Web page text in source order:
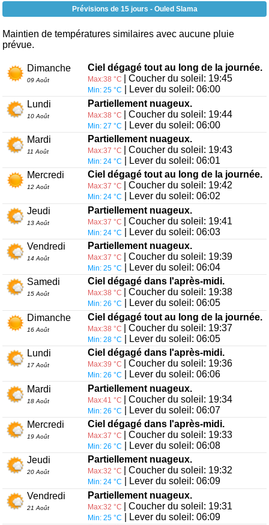
Prévisions de 15 jours - Ouled Slama
Maintien de températures similaires avec aucune pluie
prévue.
Dimanche
09 Août
Ciel dégagé tout au long de la journée.
Max:38 °C | Coucher du soleil: 19:45
Min: 25 °C
| Lever du soleil: 06:00
Lundi
10 Août
Partiellement nuageux.
Max:38 °C | Coucher du soleil: 19:44
Min: 27 °C
| Lever du soleil: 06:00
Mardi
11 Août
Partiellement nuageux.
Max:37 °C | Coucher du soleil: 19:43
Min: 24 °C
| Lever du soleil: 06:01
Mercredi
12 Août
Ciel dégagé tout au long de la journée.
Max:37 °C | Coucher du soleil: 19:42
Min: 24 °C
| Lever du soleil: 06:02
Jeudi
13 Août
Partiellement nuageux.
Max:37 °C | Coucher du soleil: 19:41
Min: 24 °C
| Lever du soleil: 06:03
Vendredi
14 Août
Partiellement nuageux.
Max:37 °C | Coucher du soleil: 19:39
Min: 25 °C
| Lever du soleil: 06:04
Samedi
15 Août
Ciel dégagé dans l'après-midi.
Max:38 °C | Coucher du soleil: 19:38
Min: 26 °C
| Lever du soleil: 06:05
Dimanche
16 Août
Ciel dégagé tout au long de la journée.
Max:38 °C | Coucher du soleil: 19:37
Min: 28 °C
| Lever du soleil: 06:05
Lundi
17 Août
Ciel dégagé dans l'après-midi.
Max:39 °C | Coucher du soleil: 19:36
Min: 26 °C
| Lever du soleil: 06:06
Mardi
18 Août
Partiellement nuageux.
Max:41 °C | Coucher du soleil: 19:34
Min: 26 °C
| Lever du soleil: 06:07
Mercredi
19 Août
Ciel dégagé dans l'après-midi.
Max:37 °C | Coucher du soleil: 19:33
Min: 26 °C
| Lever du soleil: 06:08
Jeudi
20 Août
Partiellement nuageux.
Max:32 °C | Coucher du soleil: 19:32
Min: 24 °C
| Lever du soleil: 06:09
Vendredi
21 Août
Partiellement nuageux.
Max:32 °C | Coucher du soleil: 19:31
Min: 25 °C
| Lever du soleil: 06:09